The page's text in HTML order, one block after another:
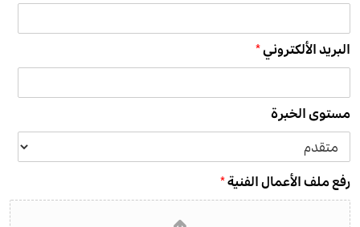
البريد الألكتروني*
مستوى الخبرة
رفع ملف الأعمال الفنية*